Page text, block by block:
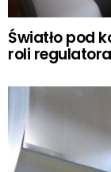
Światło pod
roli